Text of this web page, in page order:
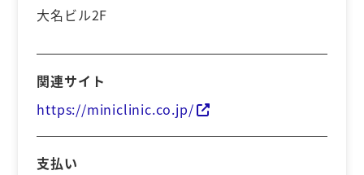
大名ビル2F
関連サイト
https://miniclinic.co.jp/
支払い